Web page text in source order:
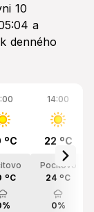
10
a
denného
ºC
ºC
14:00
22 ºC
Pocitovo
24 ºC
0%